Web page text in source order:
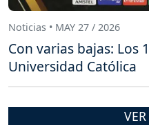
Noticias • MAY 27 / 2026
Con varias bajas: Los
Universidad Católica